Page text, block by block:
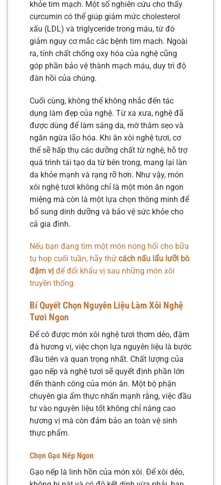
khỏe tim mạch. Một số nghiên cứu cho thấy
curcumin có thể giúp giảm mức cholesterol
xấu (LDL) và triglyceride trong máu, từ đó
giảm nguy cơ mắc các bệnh tim mạch. Ngoài
ra, tính chất chống oxy hóa của nghệ cũng
góp phần bảo vệ thành mạch máu, duy trì độ
đàn hồi của chúng.
Cuối cùng, không thể không nhắc đến tác
dụng làm đẹp của nghệ. Từ xa xưa, nghệ đã
được dùng để làm sáng da, mờ thâm sẹo và
ngăn ngừa lão hóa. Khi ăn xôi nghệ tươi, cơ
thể sẽ hấp thụ các dưỡng chất từ nghệ, hỗ trợ
quá trình tái tạo da từ bên trong, mang lại làn
da khỏe mạnh và rạng rỡ hơn. Như vậy, món
xôi nghệ tươi không chỉ là một món ăn ngon
miệng mà còn là một lựa chọn thông minh để
bổ sung dinh dưỡng và bảo vệ sức khỏe cho
cả gia đình.
Nếu bạn đang tìm một món nóng hổi cho bữa
tụ họp cuối tuần, hãy thử cách nấu lẩu lưỡi bò
đậm vị để đổi khẩu vị sau những món xôi
truyền thống.
Bí Quyết Chọn Nguyên Liệu Làm Xôi Nghệ
Tươi Ngon
Để có được món xôi nghệ tươi thơm dẻo, đậm
đà hương vị, việc chọn lựa nguyên liệu là bước
đầu tiên và quan trọng nhất. Chất lượng của
gạo nếp và nghệ tươi sẽ quyết định phần lớn
đến thành công của món ăn. Một bộ phận
chuyên gia ẩm thực nhấn mạnh rằng, việc đầu
tư vào nguyên liệu tốt không chỉ nâng cao
hương vị mà còn đảm bảo an toàn vệ sinh
thực phẩm.
Chọn Gạo Nếp Ngon
Gạo nếp là linh hồn của món xôi. Để xôi dẻo,